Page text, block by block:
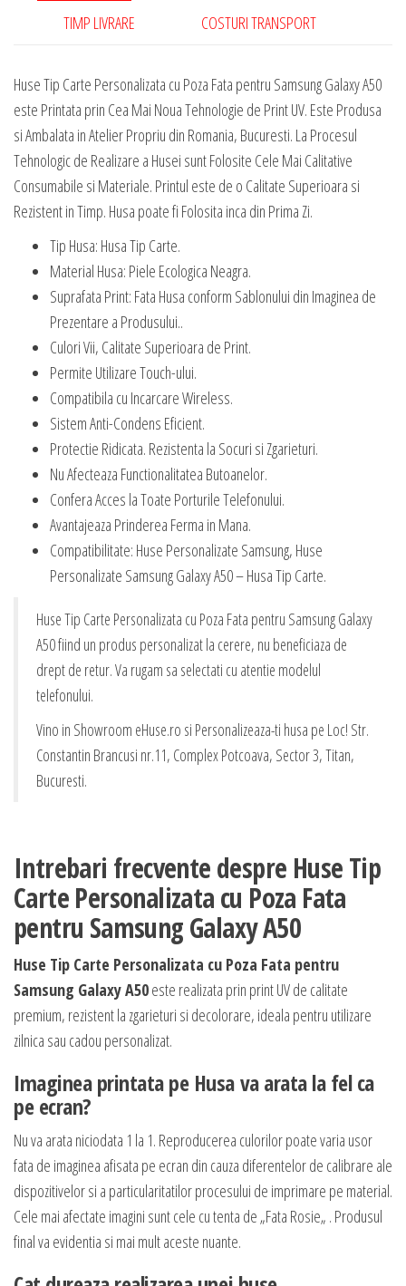
TIMP LIVRARE COSTURI TRANSPORT
Huse Tip Carte Personalizata cu Poza Fata pentru Samsung Galaxy A50
este Printata prin Cea Mai Noua Tehnologie de Print UV. Este Produsa
si Ambalata in Atelier Propriu din Romania, Bucuresti. La Procesul
Tehnologic de Realizare a Husei sunt Folosite Cele Mai Calitative
Consumabile si Materiale. Printul este de o Calitate Superioara si
Rezistent in Timp. Husa poate fi Folosita inca din Prima Zi.
Tip Husa: Husa Tip Carte.
Material Husa: Piele Ecologica Neagra.
Suprafata Print: Fata Husa conform Sablonului din Imaginea de
Prezentare a Produsului..
Culori Vii, Calitate Superioara de Print.
Permite Utilizare Touch-ului.
Compatibila cu Incarcare Wireless.
Sistem Anti-Condens Eficient.
Protectie Ridicata. Rezistenta la Socuri si Zgarieturi.
Nu Afecteaza Functionalitatea Butoanelor.
Confera Acces la Toate Porturile Telefonului.
Avantajeaza Prinderea Ferma in Mana.
Compatibilitate: Huse Personalizate Samsung, Huse
Personalizate Samsung Galaxy A50 – Husa Tip Carte.
Huse Tip Carte Personalizata cu Poza Fata pentru Samsung Galaxy
A50 fiind un produs personalizat la cerere, nu beneficiaza de
drept de retur. Va rugam sa selectati cu atentie modelul
telefonului.
Vino in Showroom eHuse.ro si Personalizeaza-ti husa pe Loc! Str.
Constantin Brancusi nr.11, Complex Potcoava, Sector 3, Titan,
Bucuresti.
Intrebari frecvente despre Huse Tip
Carte Personalizata cu Poza Fata
pentru Samsung Galaxy A50
Huse Tip Carte Personalizata cu Poza Fata pentru
Samsung Galaxy A50este realizata prin print UV de calitate
premium, rezistent la zgarieturi si decolorare, ideala pentru utilizare
zilnica sau cadou personalizat.
Imaginea printata pe Husa va arata la fel ca
pe ecran?
Nu va arata niciodata 1 la 1. Reproducerea culorilor poate varia usor
fata de imaginea afisata pe ecran din cauza diferentelor de calibrare ale
dispozitivelor si a particularitatilor procesului de imprimare pe material.
Cele mai afectate imagini sunt cele cu tenta de „Fata Rosie„ . Produsul
final va evidentia si mai mult aceste nuante.